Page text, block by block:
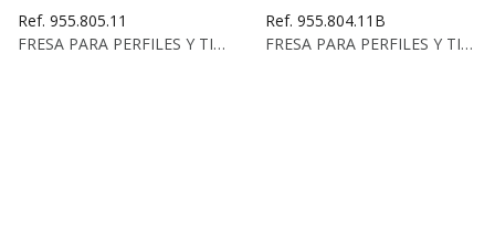
Ref. 955.805.11
FRESA PARA PERFILES Y TIRADORAS S:12 D:38.1 I:35
Ref. 955.804.11B
FRESA PARA PERFILES Y TIRADORAS S:12 D:31.7...